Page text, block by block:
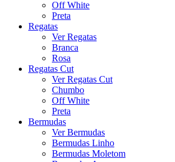
Off White
Preta
Regatas
Ver Regatas
Branca
Rosa
Regatas Cut
Ver Regatas Cut
Chumbo
Off White
Preta
Bermudas
Ver Bermudas
Bermudas Linho
Bermudas Moletom